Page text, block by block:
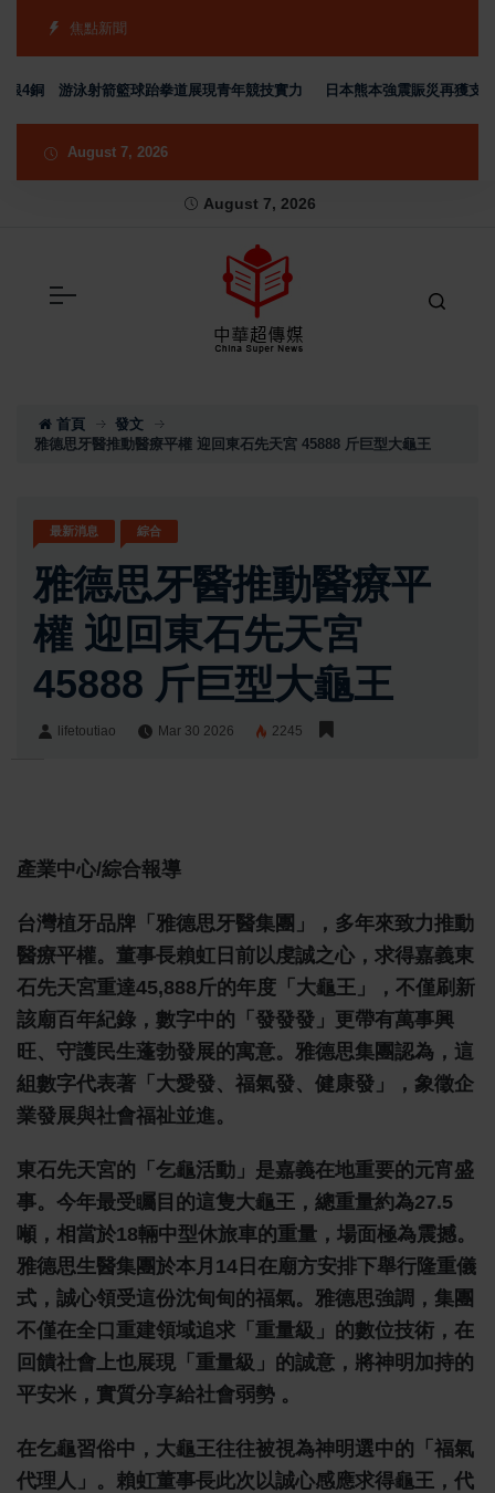
焦點新聞
銅 游泳射箭籃球跆拳道展現青年競技實力 日本熊本強震賑災再獲支持
August 7, 2026
August 7, 2026
首頁
發文
雅德思牙醫推動醫療平權 迎回東石先天宮 45888 斤巨型大龜王
最新消息 綜合
雅德思牙醫推動醫療平
權 迎回東石先天宮
45888 斤巨型大龜王
lifetoutiao Mar 30 2026 2245
產業中心/綜合報導
台灣植牙品牌「雅德思牙醫集團」，多年來致力推動
醫療平權。董事長賴虹日前以虔誠之心，求得嘉義東
石先天宮重達45,888斤的年度「大龜王」，不僅刷新
該廟百年紀錄，數字中的「發發發」更帶有萬事興
旺、守護民生蓬勃發展的寓意。雅德思集團認為，這
組數字代表著「大愛發、福氣發、健康發」，象徵企
業發展與社會福祉並進。
東石先天宮的「乞龜活動」是嘉義在地重要的元宵盛
事。今年最受矚目的這隻大龜王，總重量約為27.5
噸，相當於18輛中型休旅車的重量，場面極為震撼。
雅德思生醫集團於本月14日在廟方安排下舉行隆重儀
式，誠心領受這份沈甸甸的福氣。雅德思強調，集團
不僅在全口重建領域追求「重量級」的數位技術，在
回饋社會上也展現「重量級」的誠意，將神明加持的
平安米，實質分享給社會弱勢 。
在乞龜習俗中，大龜王往往被視為神明選中的「福氣
代理人」。賴虹董事長此次以誠心感應求得龜王，代